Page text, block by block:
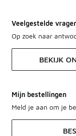
Veelgestelde
Op zoek naar
BEKIJK
Mijn bestellingen
Meld je aan om je